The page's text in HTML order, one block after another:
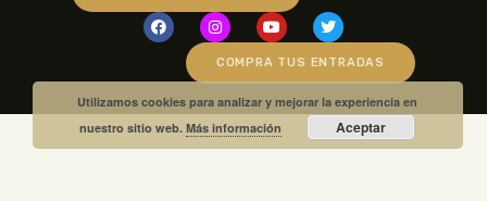
COMPRA TUS ENTRADAS
Utilizamos cookies para analizar y mejorar la experiencia en
nuestro sitio web.Más información Aceptar